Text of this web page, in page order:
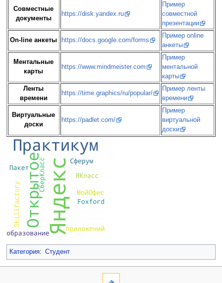
Совместные
документы
https://disk.yandex.ru
Пример
совместной
презентации
On-line анкеты https://docs.google.com/forms
Пример online
анкеты
Ментальные
карты
https://www.mindmeister.com
Пример
ментальной
карты
Ленты
времени
https://time.graphics/ru/popular/
Пример ленты
времени
Виртуальные
доски
https://padlet.com/
Пример
виртуальной
доски
Категория: Студент